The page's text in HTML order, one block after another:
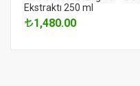
Ekstraktı 250 ml
1,480.00